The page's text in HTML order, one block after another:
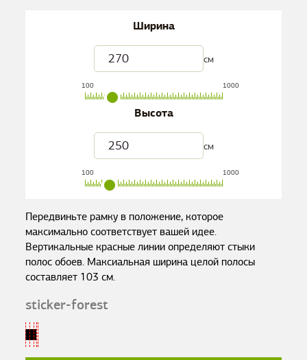
Ширина
см
100 1000
Высота
см
100 1000
Передвиньте рамку в положение, которое
максимально соответствует вашей идее.
Вертикальные красные линии определяют стыки
полос обоев. Максиальная ширина целой полосы
составляет 103 см.
sticker-forest